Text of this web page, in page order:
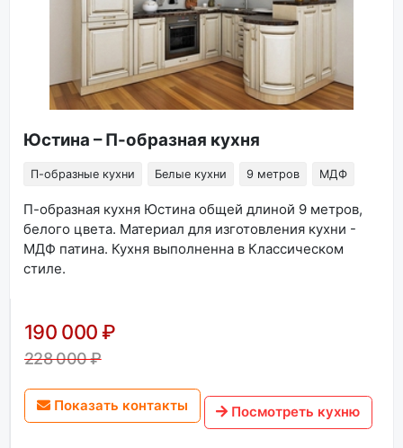
Юстина – П-образная кухня
П-образные кухни Белые кухни 9 метров МДФ
П-образная кухня Юстина общей длиной 9 метров,
белого цвета. Материал для изготовления кухни -
МДФ патина. Кухня выполненна в Классическом
стиле.
190 000 ₽
228 000 ₽
Показать контакты Посмотреть кухню